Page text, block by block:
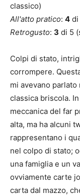
classico)
All'atto pratico: 4 di
Retrogusto: 3 di 5
Colpi di stato,
corrompere.
mi avevano
classica briscola.
meccanica del far
alta, ma ha alcuni
rappresentano i
nel colpo di stato;
una famiglia e un
ovviamente carte
carta dal mazzo,